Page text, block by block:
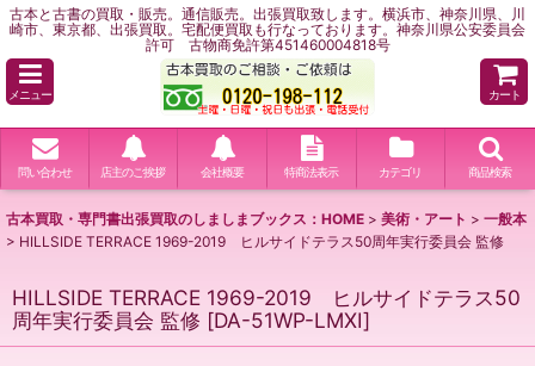
古本と古書の買取・販売。通信販売。出張買取致します。横浜市、神奈川県、川
崎市、東京都、出張買取。宅配便買取も行なっております。神奈川県公安委員会
許可 古物商免許第451460004818号
メニュー カート
問い合わせ 店主のご挨拶 会社概要 特商法表示 カテゴリ 商品検索
古本買取・専門書出張買取のしましまブックス：HOME > 美術・アート > 一般本
> HILLSIDE TERRACE 1969-2019 ヒルサイドテラス50周年実行委員会 監修
HILLSIDE TERRACE 1969-2019 ヒルサイドテラス50
周年実行委員会 監修 [DA-51WP-LMXI]